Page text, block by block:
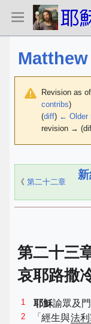
Matthew
Revision as
contribs)
(diff) ← Older
revision →
《 第二十二章
第二十三
哀耶路撒
1 耶穌諭眾及門
2 「經生與法